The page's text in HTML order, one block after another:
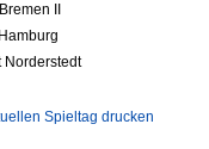
II
Norderstedt
Spieltag drucken